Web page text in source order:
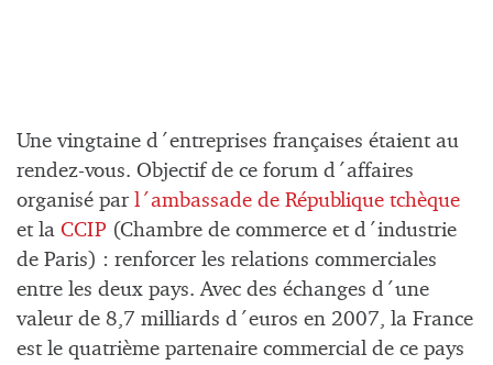
Une vingtaine d´entreprises françaises étaient au
rendez-vous. Objectif de ce forum d´affaires
organisé par l´ambassade de République tchèque
et la CCIP (Chambre de commerce et d´industrie
de Paris) : renforcer les relations commerciales
entre les deux pays. Avec des échanges d´une
valeur de 8,7 milliards d´euros en 2007, la France
est le quatrième partenaire commercial de ce pays